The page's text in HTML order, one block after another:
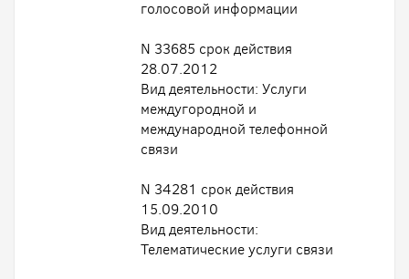
голосовой информации
N 33685 срок действия
28.07.2012
Вид деятельности: Услуги
междугородной и
международной телефонной
связи
N 34281 срок действия
15.09.2010
Вид деятельности:
Телематические услуги связи